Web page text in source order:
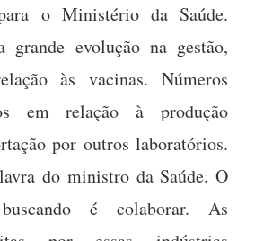
o Ministério da Saúde.
grande evolução na gestão,
às vacinas. Números
em relação à produção
por outros laboratórios.
do ministro da Saúde. O
é colaborar. As